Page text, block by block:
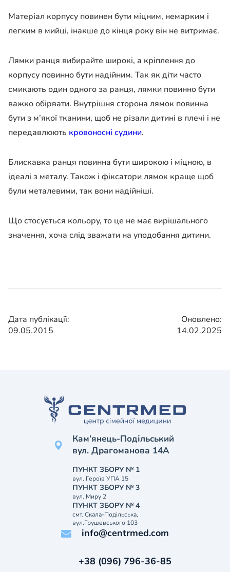
Матеріал корпусу повинен бути міцним, немарким і
легким в мийці, інакше до кінця року він не витримає.
Лямки ранця вибирайте широкі, а кріплення до
корпусу повинно бути надійним. Так як діти часто
смикають один одного за ранця, лямки повинно бути
важко обірвати. Внутрішня сторона лямок повинна
бути з м’якої тканини, щоб не різали дитині в плечі і не
передавлюють кровоносні судини.
Блискавка ранця повинна бути широкою і міцною, в
ідеалі з металу. Також і фіксатори лямок краще щоб
були металевими, так вони надійніші.
Що стосується кольору, то це не має вирішального
значення, хоча слід зважати на уподобання дитини.
Дата публікації:
09.05.2015
Оновлено:
14.02.2025
Кам’янець-Подільський
вул. Драгоманова 14А
ПУНКТ ЗБОРУ № 1
вул. Героїв УПА 15
ПУНКТ ЗБОРУ № 3
вул. Миру 2
ПУНКТ ЗБОРУ № 4
смт. Скала-Подільська,
вул.Грушевського 103
info@centrmed.com
+38 (096) 796-36-85